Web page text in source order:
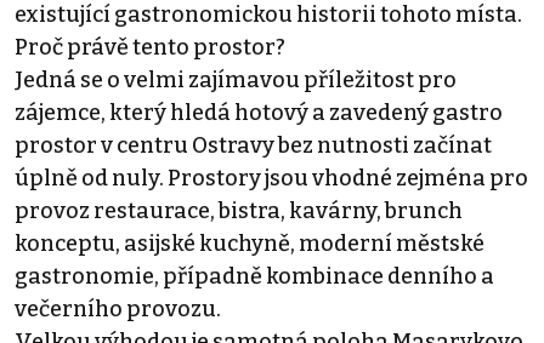
existující gastronomickou historii tohoto místa.
Proč právě tento prostor?
Jedná se o velmi zajímavou příležitost pro
zájemce, který hledá hotový a zavedený gastro
prostor v centru Ostravy bez nutnosti začínat
úplně od nuly. Prostory jsou vhodné zejména pro
provoz restaurace, bistra, kavárny, brunch
konceptu, asijské kuchyně, moderní městské
gastronomie, případně kombinace denního a
večerního provozu.